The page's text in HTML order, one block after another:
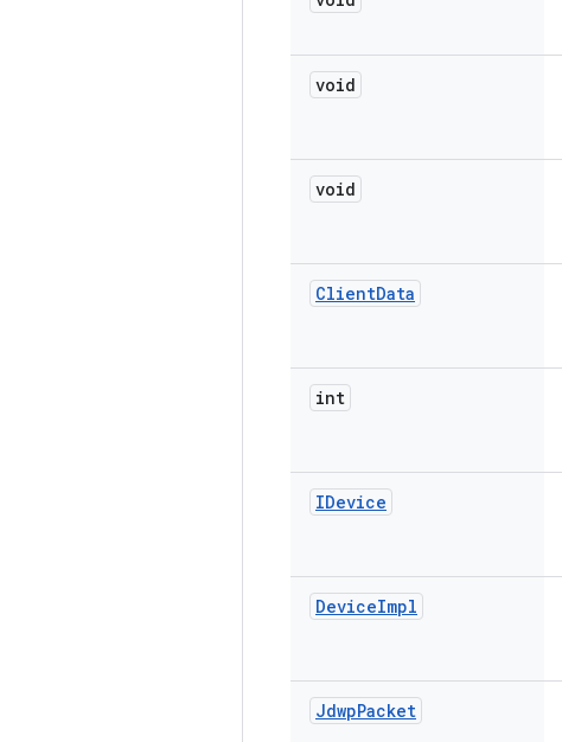
void
void
ClientData
int
IDevice
DeviceImpl
JdwpPacket